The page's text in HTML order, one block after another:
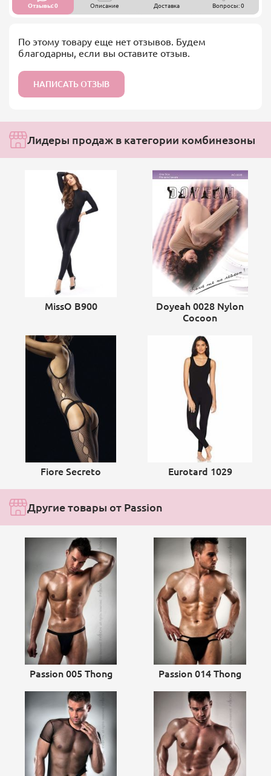
Отзывы: 0 Описание Доставка Вопросы: 0
По этому товару еще нет отзывов. Будем
благодарны, если вы оставите отзыв.
НАПИСАТЬ ОТЗЫВ
Лидеры продаж в категории комбинезоны
MissO B900
Doyeah 0028 Nylon
Cocoon
Fiore Secreto Eurotard 1029
Другие товары от Passion
Passion 005 Thong Passion 014 Thong